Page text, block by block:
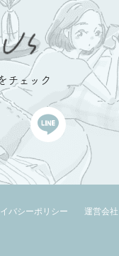
チェック
バシーポリシー 運営会社